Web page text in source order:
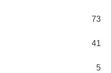
73
41
5